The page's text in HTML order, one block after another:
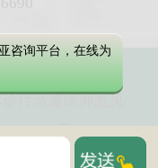
白癜风医院
疗请遵医师意见
8
咨询平台，在线为